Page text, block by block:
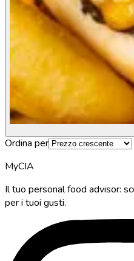
Ordina per
MyCIA
Il tuo personal food advisor:
per i tuoi gusti.